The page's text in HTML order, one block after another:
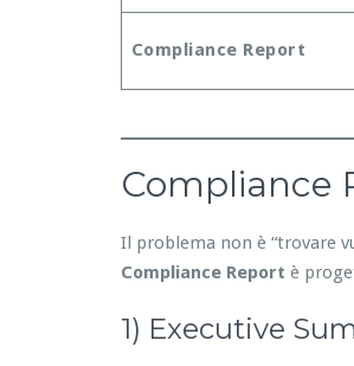
Compliance Report
Compliance
Il problema non è “trovare
Compliance Report è
1) Executive